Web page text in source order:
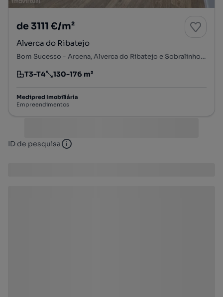
de 3111 €/m²
Alverca do Ribatejo
Bom Sucesso - Arcena, Alverca do Ribatejo e Sobralinho, Vila Franca de Xira, Lisboa
Tipologia
T3-T4
Preço por metro quadrado
130-176 m²
Medipred Imobiliária
Empreendimentos
ID de pesquisa ID de pesquisa